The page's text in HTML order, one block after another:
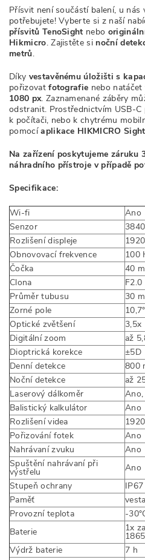
Přísvit není součástí balení, u nás
potřebujete! Vyberte si z naší
přísvitů TenoSight nebo
Hikmicro. Zajistěte si noční
metrů.
Díky vestavěnému úložišti s
pořizovatfotografie nebo natáčet
1080 px. Zaznamenané záběry
odstranit. Prostřednictvím USB-
k počítači, nebo k chytrému
pomocíaplikace HIKMICRO Sight
Na zařízení poskytujeme záruku
náhradního přístroje v případě
Specifikace:
Wi-fi
Ano
Senzor
Rozlišení displeje
Obnovovací frekvence
100
Čočka
40
Clona
F2.0
Průměr tubusu
30
Zorné pole
Optické zvětšení
3,5x
Digitální zoom
až
Dioptrická korekce
±5D
Denní detekce
800
Noční detekce
až
Laserový dálkoměr
Balistický kalkulátor
Ano
Rozlišení videa
Pořizování fotek
Ano
Nahrávaní zvuku
Ano
Spuštění nahrávaní při
výstřelu
Ano
Stupeň ochrany
IP67
Paměť
Provozní teplota
-
Baterie
1x
Výdrž baterie
7 h